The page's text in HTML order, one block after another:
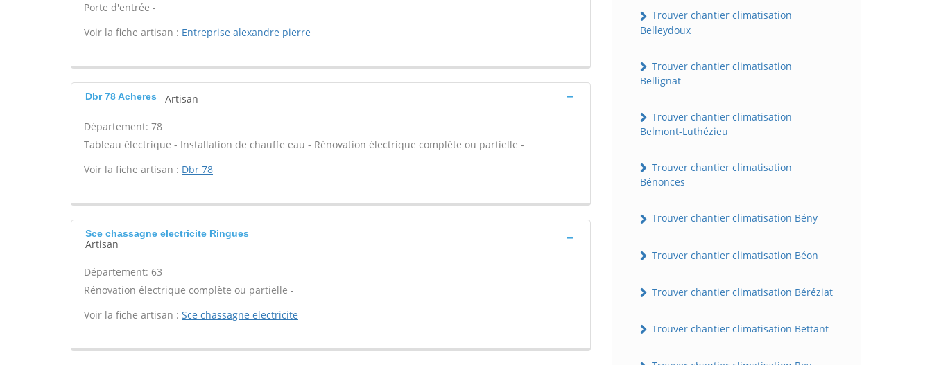
Porte d'entrée -
Voir la fiche artisan : Entreprise alexandre pierre
Dbr 78 Acheres Artisan
Département: 78
Tableau électrique - Installation de chauffe eau - Rénovation électrique complète ou partielle -
Voir la fiche artisan : Dbr 78
Sce chassagne electricite Ringues
Artisan
Département: 63
Rénovation électrique complète ou partielle -
Voir la fiche artisan : Sce chassagne electricite
Trouver chantier climatisation
Belleydoux
Trouver chantier climatisation
Bellignat
Trouver chantier climatisation
Belmont-Luthézieu
Trouver chantier climatisation
Bénonces
Trouver chantier climatisation Bény
Trouver chantier climatisation Béon
Trouver chantier climatisation Béréziat
Trouver chantier climatisation Bettant